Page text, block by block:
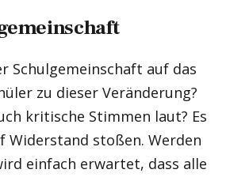
Schulgemeinschaft auf das
zu dieser Veränderung?
kritische Stimmen laut? Es
Widerstand stoßen. Werden
einfach erwartet, dass alle